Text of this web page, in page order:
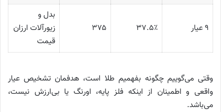
۹ عیار ۳۷.۵٪ ۳۷۵
بدل و
زیورآلات ارزان
قیمت
وقتی می‌گوییم چگونه بفهمیم طلا است، هدفمان تشخیص عیار
واقعی و اطمینان از اینکه فلز پایه، اورنگ یا بی‌ارزش نیست،
می‌باشد.